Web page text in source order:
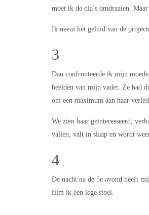
moet ik de dia’s omdraaien.
Ik neem het geluid van de
3
Dan confronteerde ik mijn
beelden van mijn vader. Ze had
om een maximum aan haar
We zien haar geïnteresseerd,
vallen, valt in slaap en wordt
4
De nacht na de 5e avond heeft
film ik een lege stoel.